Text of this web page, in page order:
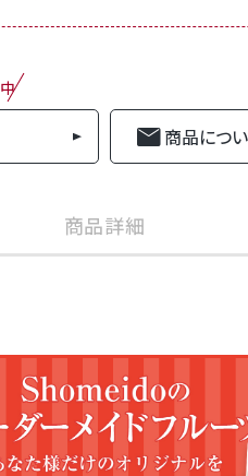
商品につ
商品詳細
祝・お礼・お見舞・お供え・母の日
ルーツギフト【20,000円】